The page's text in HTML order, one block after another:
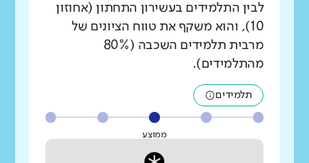
לבין התלמידים בעשירון התחתון (אחוזון
10), והוא משקף את טווח הציונים של
מרבית תלמידים השכבה (80%
מהתלמידים).
תלמידים
ממוצע